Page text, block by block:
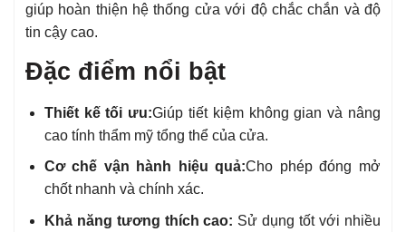
giúp hoàn thiện hệ thống cửa với độ chắc chắn và độ
tin cậy cao.
Đặc điểm nổi bật
Thiết kế tối ưu:Giúp tiết kiệm không gian và nâng
cao tính thẩm mỹ tổng thể của cửa.
Cơ chế vận hành hiệu quả:Cho phép đóng mở
chốt nhanh và chính xác.
Khả năng tương thích cao: Sử dụng tốt với nhiều